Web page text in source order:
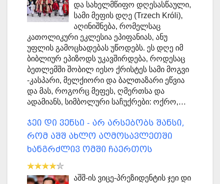
და სახელმწიფო დღესასწაული,
სამი მეფის დღე (Trzech Króli),
აღინიშნება, რომელსაც
კათოლიკური ეკლესია ეპიფანიას, ანუ
უფლის გამოცხადებას უწოდებს. ეს დღე იმ
ბიბლიურ ეპიზოდს უკავშირდება, როდესაც
ბეთლემში შობილ იესო ქრისტეს სამი მოგვი
-კასპარი, მელქიორი და ბალთაზარი ეწვია
და მას, როგორც მეფეს, ღმერთსა და
ადამიანს, სიმბოლური საჩუქრები: ოქრო,…
ჯეი დი ვენსი - არ არსებობს შანსი,
რომ აშშ ახლო აღმოსავლეთში
ხანგრძლივ ომში ჩაერთოს
აშშ-ის ვიცე-პრეზიდენტის ჯეი დი